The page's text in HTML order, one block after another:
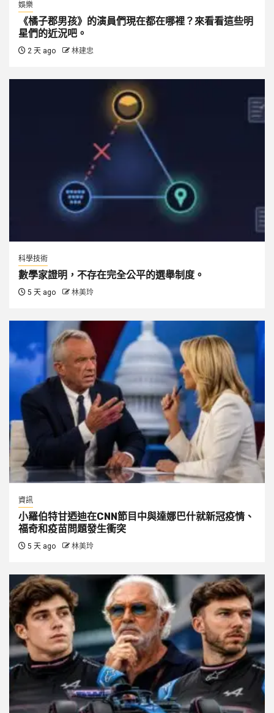
娛樂
《橘子郡男孩》的演員們現在都在哪裡？來看看這些明
星們的近況吧。
2 天 ago 林建忠
科學技術
數學家證明，不存在完全公平的選舉制度。
5 天 ago 林美玲
資訊
小羅伯特甘迺迪在CNN節目中與達娜巴什就新冠疫情、
福奇和疫苗問題發生衝突
5 天 ago 林美玲